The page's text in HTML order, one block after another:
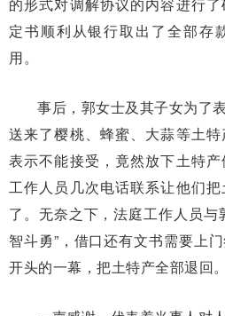
的形式对调解协议的内容进行
定书顺利从银行取出了全部存
用。
事后，郭女士及其子女为了
送来了樱桃、蜂蜜、大蒜等土
表示不能接受，竟然放下土特
工作人员几次电话联系让他们
了。无奈之下，法庭工作人员与
智斗勇”，借口还有文书需要上
开头的一幕，把土特产全部退回。